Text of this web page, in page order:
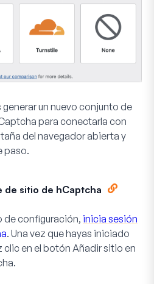
un nuevo conjunto de
para conectarla con
del navegador abierta y
paso.
de sitio de hCaptcha
de configuración, inicia sesión
. Una vez que hayas iniciado
clic en el botón Añadir sitio en